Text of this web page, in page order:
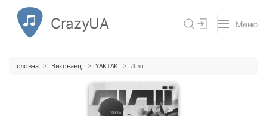
CrazyUA Меню
Головна Виконавці YAKTAK Лілії